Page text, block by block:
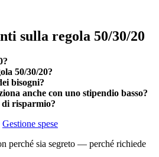
sulla regola 50/30/20
50/30/20?
bisogni?
anche con uno stipendio basso?
di risparmio?
Gestione spese
perché sia segreto — perché richiede